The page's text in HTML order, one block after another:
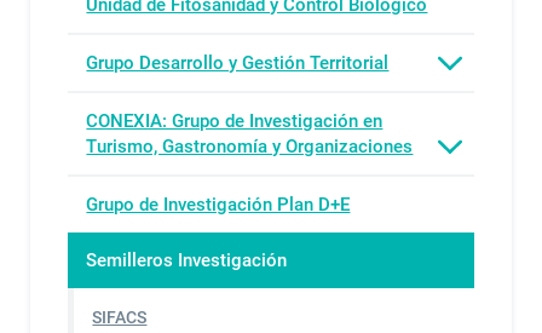
Grupo Desarrollo y Gestión Territorial
CONEXIA: Grupo de Investigación en
Turismo, Gastronomía y Organizaciones
Grupo de Investigación Plan D+E
Semilleros Investigación
SIFACS